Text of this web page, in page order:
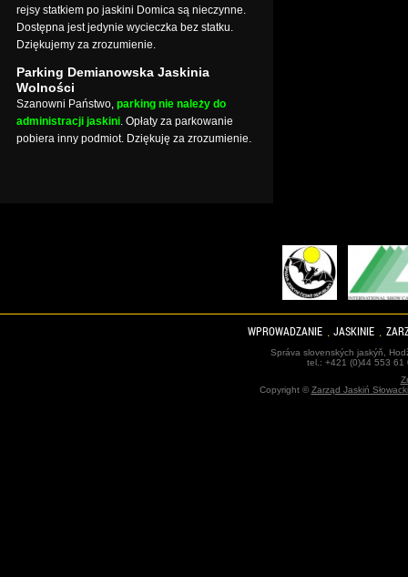
rejsy statkiem po jaskini Domica są nieczynne.
Dostępna jest jedynie wycieczka bez statku.
Dziękujemy za zrozumienie.
Parking Demianowska Jaskinia
Wolności
Szanowni Państwo, parking nie należy do
administracji jaskini. Opłaty za parkowanie
pobiera inny podmiot. Dziękuję za zrozumienie.
WPROWADZANIE JASKINIE
Správa slovenských jaskýň,
tel.: +421 (0)44 553
Copyright ©Zarząd Jaskiń